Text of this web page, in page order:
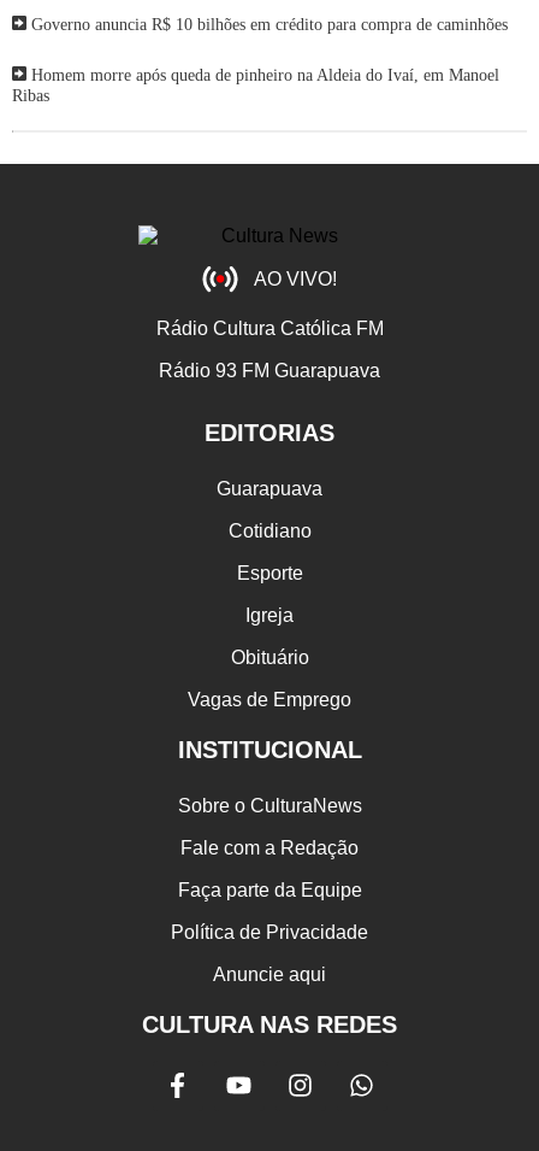
Governo anuncia R$ 10 bilhões em crédito para compra de caminhões
Homem morre após queda de pinheiro na Aldeia do Ivaí, em Manoel
Ribas
AO VIVO!
Rádio Cultura Católica FM
Rádio 93 FM Guarapuava
EDITORIAS
Guarapuava
Cotidiano
Esporte
Igreja
Obituário
Vagas de Emprego
INSTITUCIONAL
Sobre o CulturaNews
Fale com a Redação
Faça parte da Equipe
Política de Privacidade
Anuncie aqui
CULTURA NAS REDES